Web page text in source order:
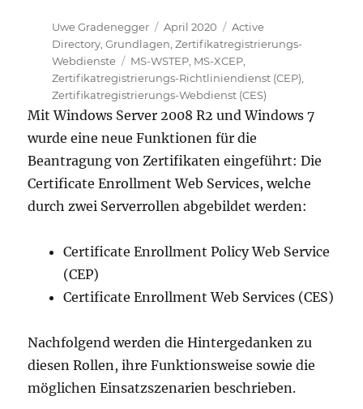
Autor
Uwe Gradenegger
Veröffentlicht
am
April 2020 Kategorien
Active
Directory, Grundlagen Zertifikatregistrierungs-
Webdienste
Schlagwörter
MS-WSTEP, MS-XCEP,
Zertifikatregistrierungs-Richtliniendienst (CEP)
Zertifikatregistrierungs-Webdienst (CES)
Mit Windows Server 2008 R2 und Windows 7
wurde eine neue Funktionen für die
Beantragung von Zertifikaten eingeführt: Die
Certificate Enrollment Web Services, welche
durch zwei Serverrollen abgebildet werden:
Certificate Enrollment Policy Web Service
(CEP)
Certificate Enrollment Web Services (CES)
Nachfolgend werden die Hintergedanken zu
diesen Rollen, ihre Funktionsweise sowie die
möglichen Einsatzszenarien beschrieben.